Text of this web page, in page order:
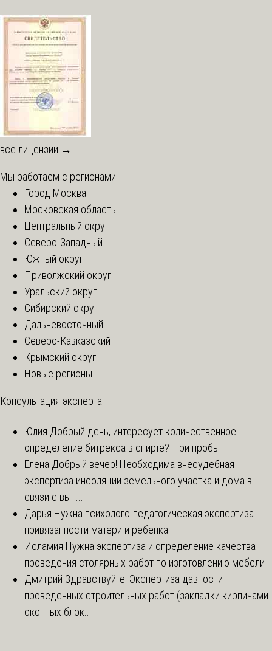
все лицензии →
Мы работаем с регионами
Город Москва
Московская область
Центральный округ
Северо-Западный
Южный округ
Приволжский округ
Уральский округ
Сибирский округ
Дальневосточный
Северо-Кавказский
Крымский округ
Новые регионы
Консультация эксперта
Юлия Добрый день, интересует количественное
определение битрекса в спирте? Три пробы
Елена Добрый вечер! Необходима внесудебная
экспертиза инсоляции земельного участка и дома в
связи с вын...
Дарья Нужна психолого-педагогическая экспертиза
привязанности матери и ребенка
Исламия Нужна экспертиза и определение качества
проведения столярных работ по изготовлению мебели
Дмитрий Здравствуйте! Экспертиза давности
проведенных строительных работ (закладки кирпичами
оконных блок...